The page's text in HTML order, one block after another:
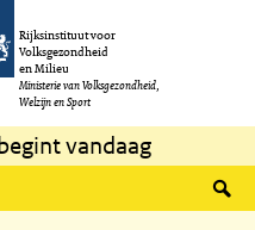
Rijksinstituut voor
Volksgezondheid
en Milieu
Ministerie van Volksgezondheid,
Welzijn en Sport
vandaag